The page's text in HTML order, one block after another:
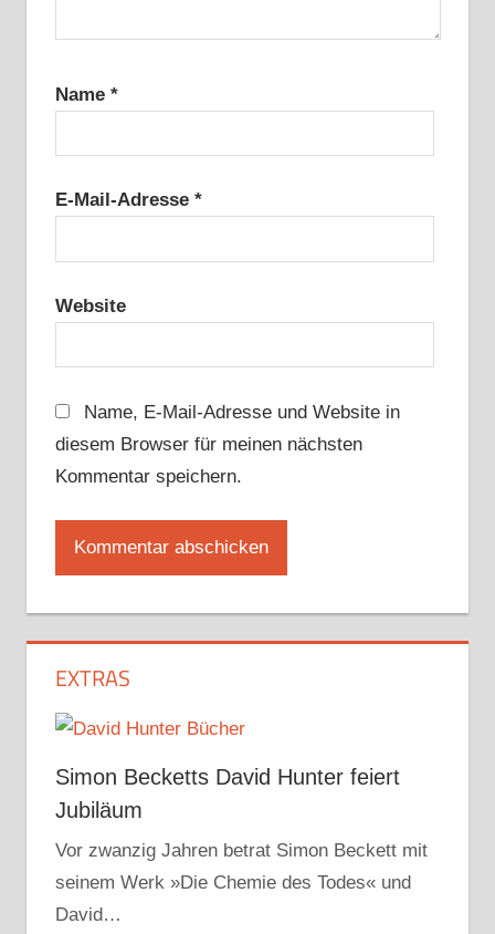
Name *
E-Mail-Adresse *
Website
Name, E-Mail-Adresse und Website in
diesem Browser für meinen nächsten
Kommentar speichern.
EXTRAS
Simon Becketts David Hunter feiert
Jubiläum
Vor zwanzig Jahren betrat Simon Beckett mit
seinem Werk »Die Chemie des Todes« und
David…